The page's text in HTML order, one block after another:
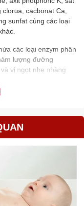
cacbonat Ca,
sunfat cùng các loại
các loại enzym phân
lượng đường
vị ngọt nhẹ nhàng
“CÓ”.
Meiji
tin hàng đầu
phẩm nào cho trẻ
HP dạng thanh và
bật như sau: